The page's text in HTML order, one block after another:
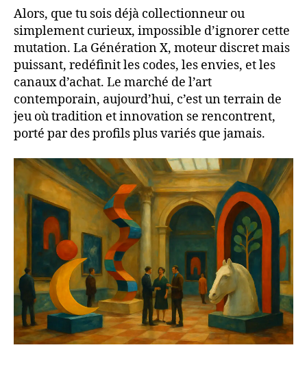
Alors, que tu sois déjà collectionneur ou
simplement curieux, impossible d’ignorer cette
mutation. La Génération X, moteur discret mais
puissant, redéfinit les codes, les envies, et les
canaux d’achat. Le marché de l’art
contemporain, aujourd’hui, c’est un terrain de
jeu où tradition et innovation se rencontrent,
porté par des profils plus variés que jamais.